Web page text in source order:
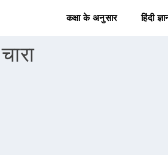
कक्षा के अनुसार हिंदी
चारा